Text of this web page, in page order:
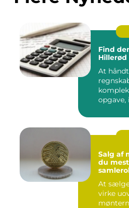
Find
Hillerød
At
opgave,
Salg af
du
At
virke